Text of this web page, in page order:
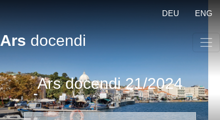
Ars docendi 21/2024
DEU ENG
Ars docendi
Ars docendi 21/2024
Premessa – Vorwort – Foreword [Adami, Korn]
Questo è il primo numero di Ars docendi ideato